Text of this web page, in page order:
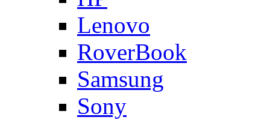
Lenovo
RoverBook
Samsung
Sony